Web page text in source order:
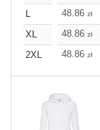
L
48.86 zł
XL
48.86 zł
2XL
48.86 zł